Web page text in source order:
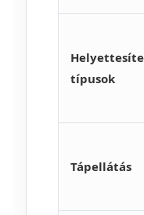
típusok
Tápellátás